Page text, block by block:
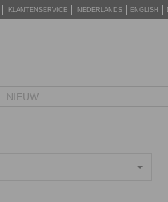
KLANTENSERVICE NEDERLANDS ENGLISH
NIEUW